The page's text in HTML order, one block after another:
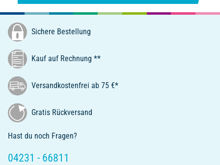
Sichere Bestellung
Kauf auf Rechnung **
Versandkostenfrei ab 75 €*
Gratis Rückversand
Hast du noch Fragen?
04231 - 66811